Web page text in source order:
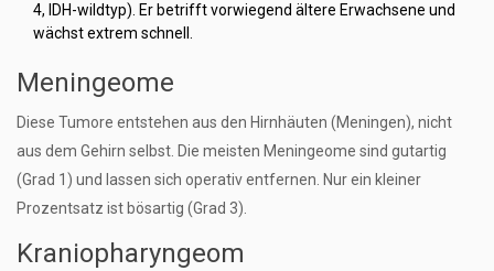
4, IDH-wildtyp). Er betrifft vorwiegend ältere Erwachsene und
wächst extrem schnell.
Meningeome
Diese Tumore entstehen aus den Hirnhäuten (Meningen), nicht
aus dem Gehirn selbst. Die meisten Meningeome sind gutartig
(Grad 1) und lassen sich operativ entfernen. Nur ein kleiner
Prozentsatz ist bösartig (Grad 3).
Kraniopharyngeom